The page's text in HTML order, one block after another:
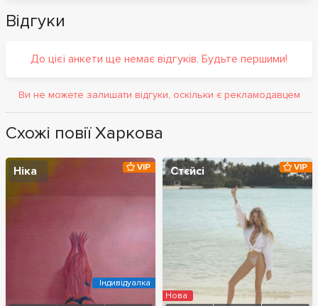
Відгуки
До цієї анкети ще немає відгуків. Будьте першими!
Ви не можете залишати відгуки, оскільки є рекламодавцем
Схожі повії Харкова
Ніка VIP
Індивідуалка
Стєйсі VIP
Нова